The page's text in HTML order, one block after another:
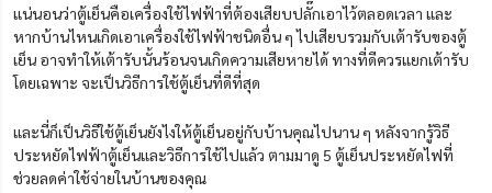
แน่นอนว่าตู้เย็นคือเครื่องใช้ไฟฟ้าที่ต้องเสียบปลั๊กเอาไว้ตลอดเวลา และ
หากบ้านไหนเกิดเอาเครื่องใช้ไฟฟ้าชนิดอื่น ๆ ไปเสียบรวมกับเต้ารับของตู้
เย็น อาจทำให้เต้ารับนั้นร้อนจนเกิดความเสียหายได้ ทางที่ดีควรแยกเต้ารับ
โดยเฉพาะ จะเป็นวิธีการใช้ตู้เย็นที่ดีที่สุด
และนี่ก็เป็นวิธีใช้ตู้เย็นยังไงให้ตู้เย็นอยู่กับบ้านคุณไปนาน ๆ หลังจากรู้วิธี
ประหยัดไฟฟ้าตู้เย็นและวิธีการใช้ไปแล้ว ตามมาดู 5 ตู้เย็นประหยัดไฟที่
ช่วยลดค่าใช้จ่ายในบ้านของคุณ